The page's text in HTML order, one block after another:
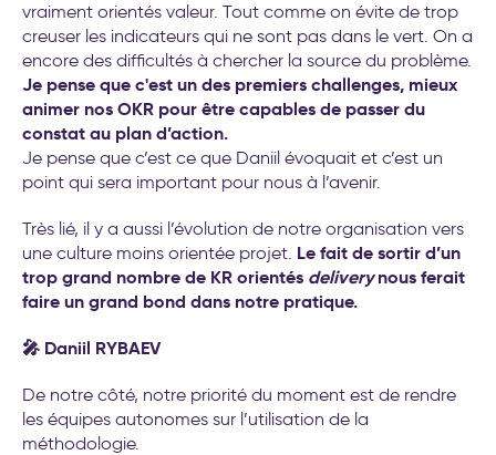
vraiment orientés valeur. Tout comme on évite de trop
creuser les indicateurs qui ne sont pas dans le vert. On a
encore des difficultés à chercher la source du problème.
Je pense que c'est un des premiers challenges, mieux
animer nos OKR pour être capables de passer du
constat au plan d’action.
Je pense que c’est ce que Daniil évoquait et c’est un
point qui sera important pour nous à l’avenir.
Très lié, il y a aussi l’évolution de notre organisation vers
une culture moins orientée projet. Le fait de sortir d’un
trop grand nombre de KR orientés deliverynous ferait
faire un grand bond dans notre pratique.
🎤 Daniil RYBAEV
De notre côté, notre priorité du moment est de rendre
les équipes autonomes sur l’utilisation de la
méthodologie.